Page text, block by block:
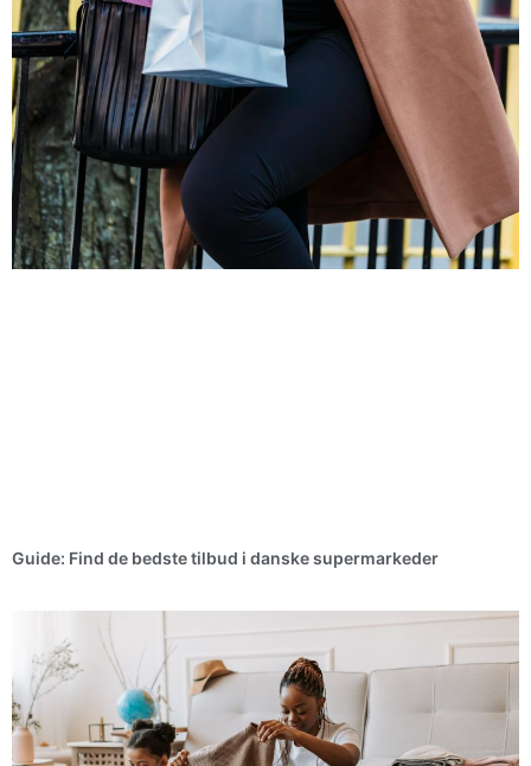
Guide: Find de bedste tilbud i danske supermarkeder